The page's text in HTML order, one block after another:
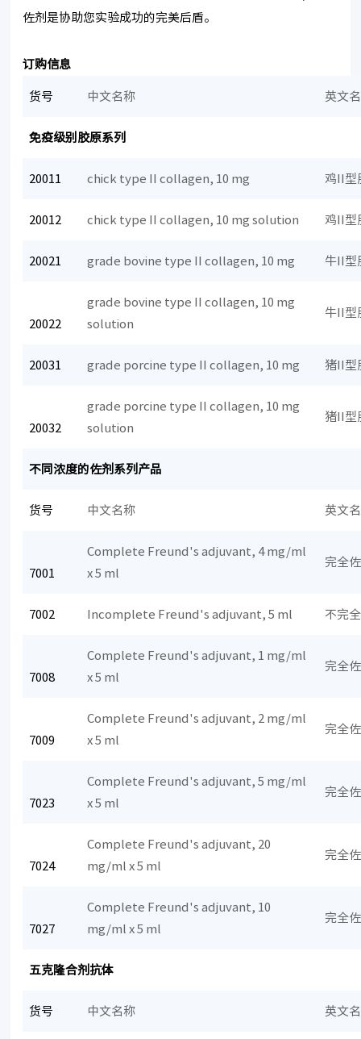
佐剂是协助您实验成功的完美后盾。
订购信息
货号 中文名称 英文
免疫级别胶原系列
20011 chick type II collagen, 10 mg 鸡II型
20012 chick type II collagen, 10 mg solution 鸡II型
20021 grade bovine type II collagen, 10 mg 牛II型
20022
grade bovine type II collagen, 10 mg
solution
牛II型
20031 grade porcine type II collagen, 10 mg 猪II型
20032
grade porcine type II collagen, 10 mg
solution
猪II型
不同浓度的佐剂系列产品
货号 中文名称 英文
7001
Complete Freund's adjuvant, 4 mg/ml
x 5 ml
完全
7002 Incomplete Freund's adjuvant, 5 ml 不完
7008
Complete Freund's adjuvant, 1 mg/ml
x 5 ml
完全
7009
Complete Freund's adjuvant, 2 mg/ml
x 5 ml
完全
7023
Complete Freund's adjuvant, 5 mg/ml
x 5 ml
完全
7024
Complete Freund's adjuvant, 20
mg/ml x 5 ml
完全
7027
Complete Freund's adjuvant, 10
mg/ml x 5 ml
完全
五克隆合剂抗体
货号 中文名称 英文